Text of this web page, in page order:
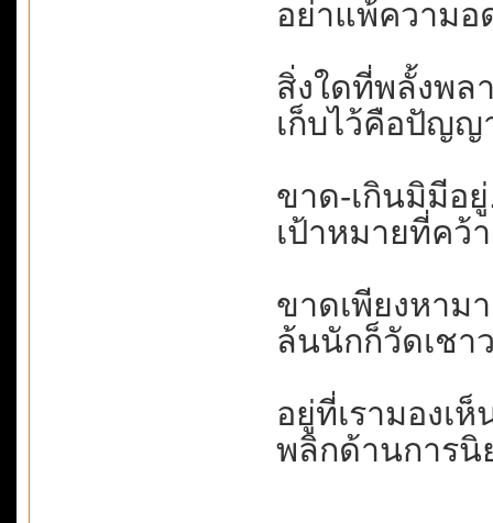
อย่าแพ้ความอ
สิ่งใดที่พลั้งพล
เก็บไว้คือปัญญ
ขาด-เกินมิมีอ
เป้าหมายที่คว้
ขาดเพียงหาม
ล้นนักก็วัดเชา
อยู่ที่เรามองเ
พลิกด้านการ